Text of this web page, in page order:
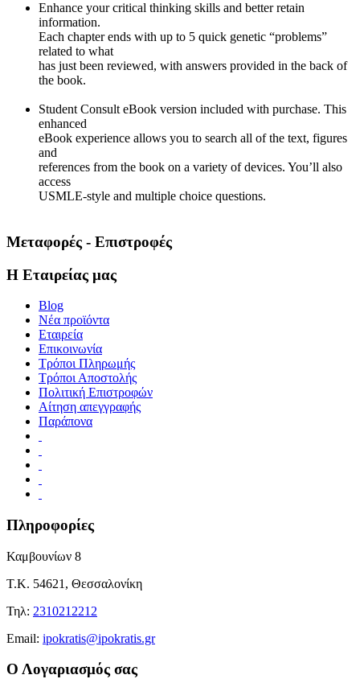
Enhance your critical thinking skills and better retain
information.
Each chapter ends with up to 5 quick genetic “problems”
related to what
has just been reviewed, with answers provided in the back of
the book.
Student Consult eBook version included with purchase. This
enhanced
eBook experience allows you to search all of the text, figures
and
references from the book on a variety of devices. You’ll also
access
USMLE-style and multiple choice questions.
Μεταφορές - Επιστροφές
Η Εταιρείας μας
Blog
Νέα προϊόντα
Εταιρεία
Επικοινωνία
Τρόποι Πληρωμής
Τρόποι Αποστολής
Πολιτική Επιστροφών
Αίτηση απεγγραφής
Παράπονα
Πληροφορίες
Καμβουνίων 8
Τ.Κ. 54621, Θεσσαλονίκη
Τηλ: 2310212212
Εmail: ipokratis@ipokratis.gr
Ο Λογαριασμός σας